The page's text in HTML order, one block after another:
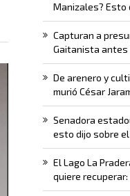
Manizales? Esto
Capturan a
Gaitanista antes
De arenero y
murió César
Senadora
esto dijo sobre
El Lago La
quiere